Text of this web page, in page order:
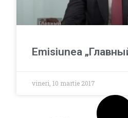
Emisiunea
vineri, 10 martie 2017